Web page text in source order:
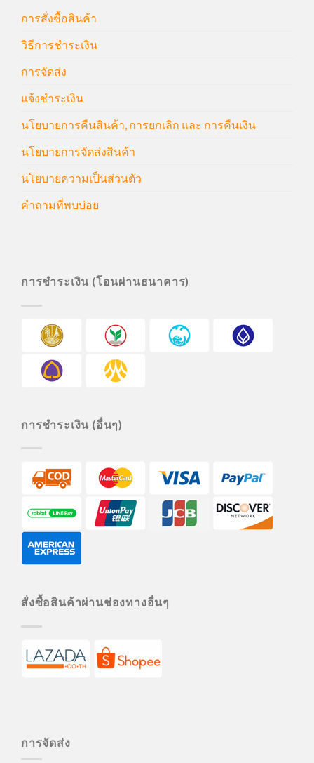
การสั่งซื้อสินค้า
วิธีการชำระเงิน
การจัดส่ง
แจ้งชำระเงิน
นโยบายการคืนสินค้า, การยกเลิก และ การคืนเงิน
นโยบายการจัดส่งสินค้า
นโยบายความเป็นส่วนตัว
คำถามที่พบบ่อย
การชำระเงิน (โอนผ่านธนาคาร)
การชำระเงิน (อื่นๆ)
สั่งซื้อสินค้าผ่านช่องทางอื่นๆ
การจัดส่ง